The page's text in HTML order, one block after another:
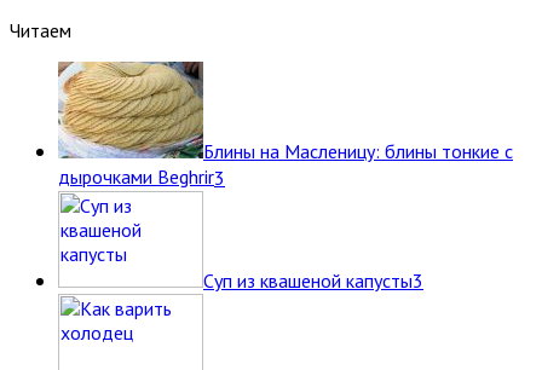
Читаем
Блины на Масленицу: блины тонкие с
дырочками Beghrir3
Суп из квашеной капусты3